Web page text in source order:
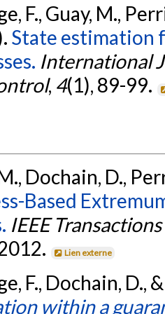
F., Guay, M.,
State estimation
International
, 4(1), 89-99.
Dochain, D.,
Based
IEEE
Lien externe
F., Dochain,
within a